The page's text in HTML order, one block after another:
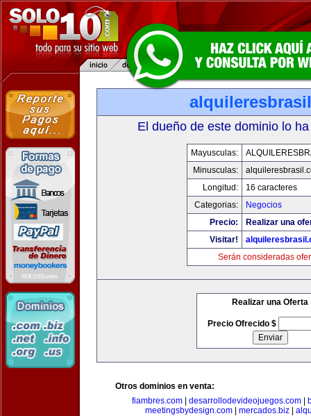
El dueño de este dominio lo
Mayusculas:
Minusculas:
Longitud:
16 caracteres
Categorias:
Negocios
Precio:
Realizar una
Visitar!
Serán consideradas
Realizar una Oferta
Precio Ofrecido $
Otros dominios en venta:
fiambres.com| desarrollodevideojuegos.com|
meetingsbydesign.com| mercados.biz|